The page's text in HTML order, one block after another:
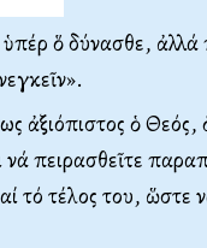
ὅ δύνασθε,
».
ἀξιόπιστος ὁ Θεός,
πειρασθεῖτε
τό τέλος του, ὥστε